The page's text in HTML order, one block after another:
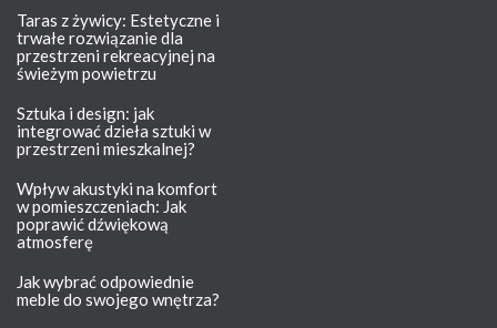
Taras z żywicy: Estetyczne i
trwałe rozwiązanie dla
przestrzeni rekreacyjnej na
świeżym powietrzu
Sztuka i design: jak
integrować dzieła sztuki w
przestrzeni mieszkalnej?
Wpływ akustyki na komfort
w pomieszczeniach: Jak
poprawić dźwiękową
atmosferę
Jak wybrać odpowiednie
meble do swojego wnętrza?